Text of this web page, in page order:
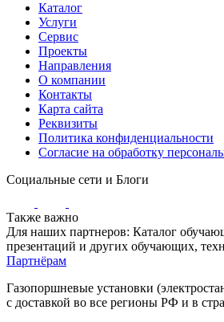
Каталог
Услуги
Сервис
Проекты
Направления
О компании
Контакты
Карта сайта
Реквизиты
Политика конфиденциальности
Согласие на обработку
Социальные сети и Блоги
Также важно
Для наших партнеров: Каталог
презентаций и других обучающих,
Партнёрам
Газопоршневые установки
с доставкой во все регионы РФ и в